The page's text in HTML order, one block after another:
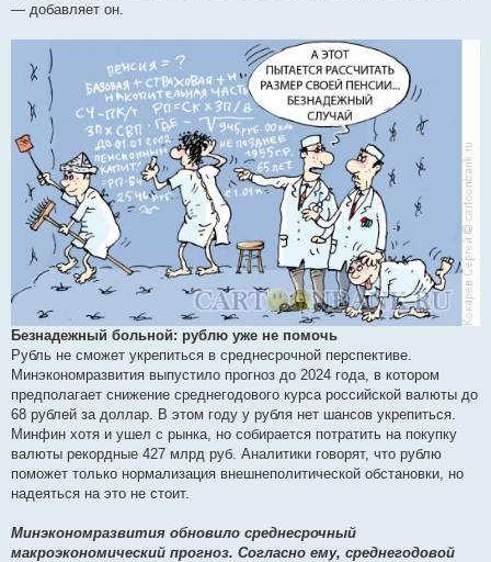
— добавляет он.
Безнадежный больной: рублю уже не помочь
Рубль не сможет укрепиться в среднесрочной перспективе.
Минэкономразвития выпустило прогноз до 2024 года, в котором
предполагает снижение среднегодового курса российской валюты до
68 рублей за доллар. В этом году у рубля нет шансов укрепиться.
Минфин хотя и ушел с рынка, но собирается потратить на покупку
валюты рекордные 427 млрд руб. Аналитики говорят, что рублю
поможет только нормализация внешнеполитической обстановки, но
надеяться на это не стоит.
Минэкономразвития обновило среднесрочный
макроэкономический прогноз. Согласно ему, среднегодовой